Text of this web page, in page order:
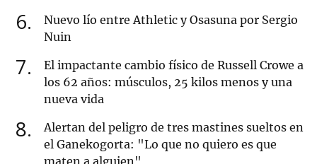
6
Nuevo lío entre Athletic y Osasuna por Sergio
Nuin
7
El impactante cambio físico de Russell Crowe a
los 62 años: músculos, 25 kilos menos y una
nueva vida
8
Alertan del peligro de tres mastines sueltos en
el Ganekogorta: "Lo que no quiero es que